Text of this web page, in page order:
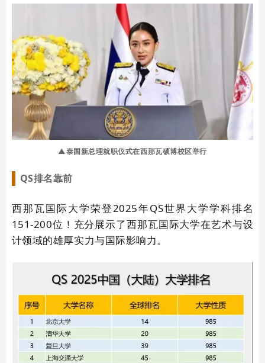
▲泰国新总理就职仪式在西那瓦硕博校区举行
QS排名靠前
西那瓦国际大学荣登2025年QS世界大学学科排名
151-200位！充分展示了西那瓦国际大学在艺术与设
计领域的雄厚实力与国际影响力。